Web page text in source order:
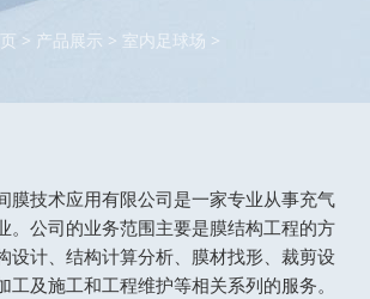
> 产品展示 > 室内足球场 >
技术应用有限公司是一家专业从事充气
。公司的业务范围主要是膜结构工程的方
设计、结构计算分析、膜材找形、裁剪设
工及施工和工程维护等相关系列的服务。